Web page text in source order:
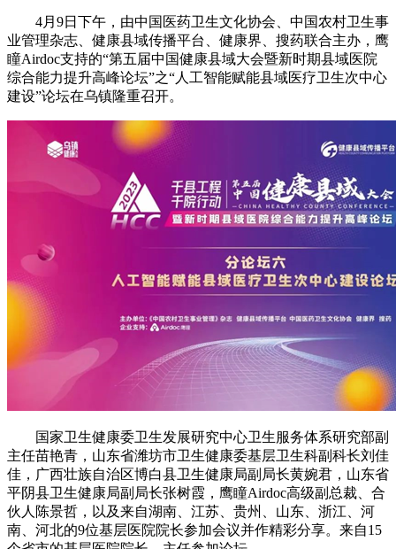
4月9日下午，由中国医药卫生文化协会、中国农村卫生事
业管理杂志、健康县域传播平台、健康界、搜药联合主办，鹰
瞳Airdoc支持的“第五届中国健康县域大会暨新时期县域医院
综合能力提升高峰论坛”之“人工智能赋能县域医疗卫生次中心
建设”论坛在乌镇隆重召开。
国家卫生健康委卫生发展研究中心卫生服务体系研究部副
主任苗艳青，山东省潍坊市卫生健康委基层卫生科副科长刘佳
佳，广西壮族自治区博白县卫生健康局副局长黄婉君，山东省
平阴县卫生健康局副局长张树霞，鹰瞳Airdoc高级副总裁、合
伙人陈景哲，以及来自湖南、江苏、贵州、山东、浙江、河
南、河北的9位基层医院院长参加会议并作精彩分享。来自15